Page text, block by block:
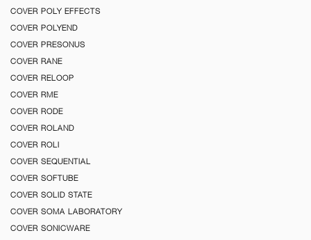
COVER POLY EFFECTS
COVER POLYEND
COVER PRESONUS
COVER RANE
COVER RELOOP
COVER RME
COVER RODE
COVER ROLAND
COVER ROLI
COVER SEQUENTIAL
COVER SOFTUBE
COVER SOLID STATE
COVER SOMA LABORATORY
COVER SONICWARE